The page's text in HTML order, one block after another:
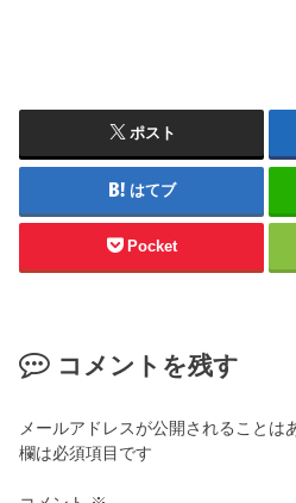
ポスト
はてブ
Pocket
コメントを残す
メールアドレスが公開されることは
欄は必須項目です